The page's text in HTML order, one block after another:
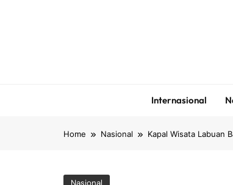
Internasional
Home Nasional Kapal Wisata Labuan
Nasional